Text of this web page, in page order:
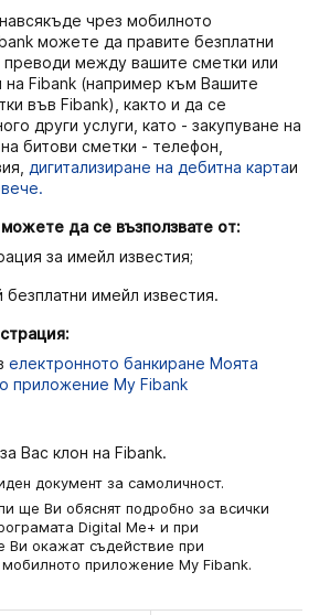
чрез мобилното
можете да правите безплатни
между вашите сметки или
на Fibank (например към Вашите
във Fibank), както и да се
други услуги, като - закупуване на
битови сметки - телефон,
дигитализиране на дебитна картаи
да се възползвате от:
за имейл известия;
имейл известия.
електронното банкиране Моята
приложение My Fibank
Вас клон на Fibank.
документ за самоличност.
ще Ви обяснят подробно за всички
Digital Me+ и при
Ви окажат съдействие при
приложение My Fibank.